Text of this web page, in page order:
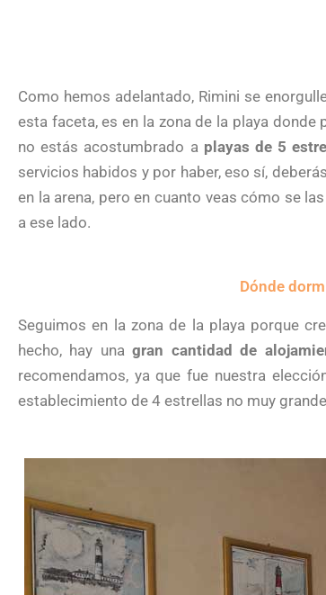
Como hemos adelantado, Rimini se
esta faceta, es en la zona de la playa
no estás acostumbrado a playas de 5
servicios habidos y por haber, eso sí,
en la arena, pero en cuanto veas cómo se
a ese lado.
Dónde
Seguimos en la zona de la playa porque
hecho, hay unagran cantidad de
recomendamos, ya que fue nuestra
establecimiento de 4 estrellas no muy